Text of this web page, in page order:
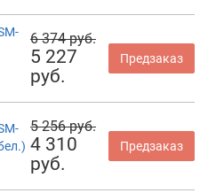
6 374 руб.
5 227
руб.
Предзаказ
5 256 руб.
4 310
руб.
Предзаказ